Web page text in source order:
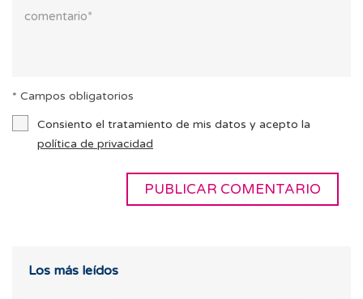
* Campos obligatorios
Consiento el tratamiento de mis datos y acepto la
política de privacidad
Los más leídos